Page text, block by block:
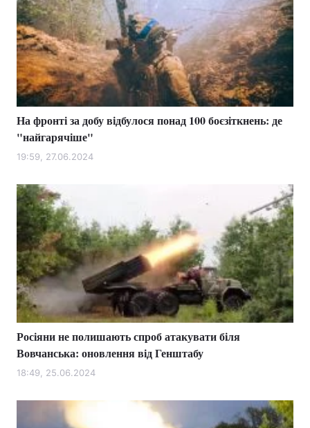
На фронті за добу відбулося понад 100 боєзіткнень: де
"найгарячіше"
19:59, 27.06.2024
Росіяни не полишають спроб атакувати біля
Вовчанська: оновлення від Генштабу
18:49, 25.06.2024